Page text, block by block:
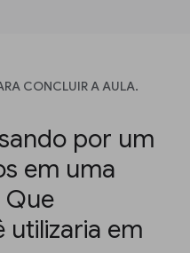
CONCLUIR A AULA.
por um
em uma
Que
em